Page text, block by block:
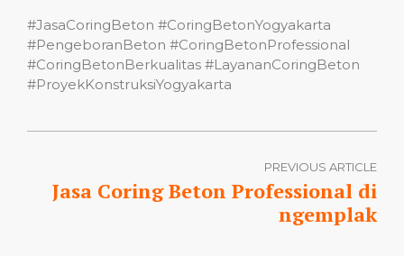
#JasaCoringBeton #CoringBetonYogyakarta
#PengeboranBeton #CoringBetonProfessional
#CoringBetonBerkualitas #LayananCoringBeton
#ProyekKonstruksiYogyakarta
PREVIOUS ARTICLE
Jasa Coring Beton Professional di
ngemplak